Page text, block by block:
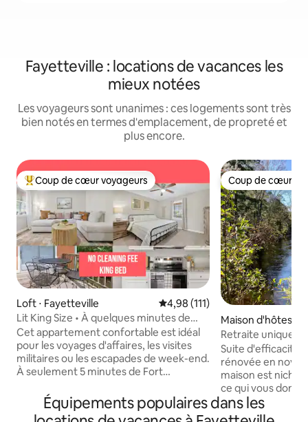
Fayetteville : locations de vacances les
mieux notées
Les voyageurs sont unanimes : ces logements sont très
bien notés en termes d'emplacement, de propreté et
plus encore.
Coups de cœur voyageurs les plus appréciés
Coup de cœur voyageurs
Loft ⋅ Fayetteville Évaluation moyenne sur la
4,98 (111)
Lit King Size • À quelques minutes de
Fort Bragg et de l'i95 • Patio
Cet appartement confortable est idéal
pour les voyages d'affaires, les visites
militaires ou les escapades de week-end.
À seulement 5 minutes de Fort
centre-ville de Fayetteville. Que vous
soyez ici pour une nuit ou un mois, cet
Coup de cœur
Coup de cœur
Maison d'hôtes ⋅
Retraite unique
ruisseau à Hope
Suite d'efficacité
rénovée en
maison est
ce qui vous
dans les bois
bord d'un ruisseau. Vous avez 2
Équipements populaires dans les